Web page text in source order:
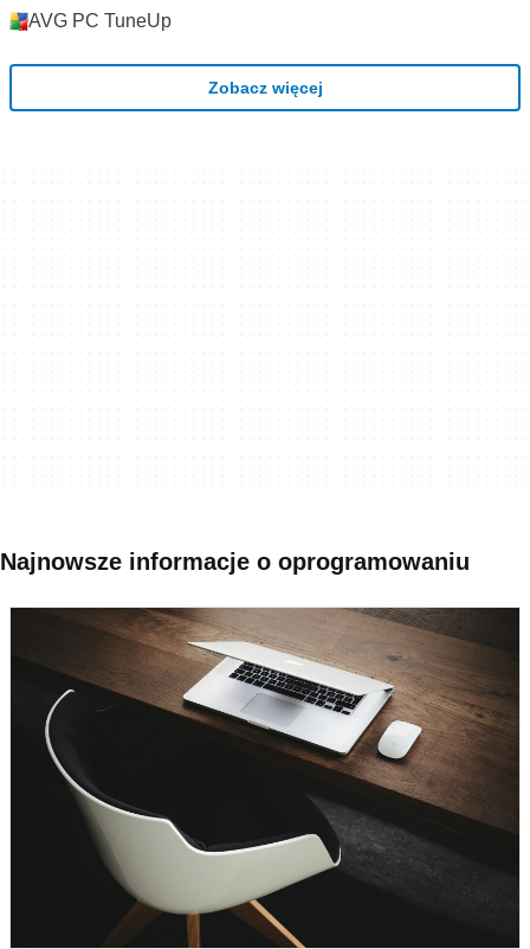
AVG PC TuneUp
Zobacz więcej
Najnowsze informacje o oprogramowaniu